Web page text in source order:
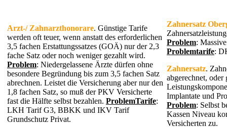
Arzt-/ Zahnarzthonorare. Günstige Tarife
werden oft teuer, wenn anstatt des erforderlichen
3,5 fachen Erstattungssatzes (GOÄ) nur der 2,3
fache Satz oder noch weniger gezahlt wird.
Problem: Niedergelassene Ärzte dürfen ohne
besondere Begründung bis zum 3,5 fachen Satz
abrechnen. Leistet die Versicherung aber nur den
1,8 fachen Satz, so muß der PKV Versicherte
fast die Hälfte selbst bezahlen. ProblemTarife:
LKH Tarif G3, BBKK und IKV Tarif
Grundschutz Privat.
Zahnersatz
Problem:
Problemtarife:
Zahnersatz.
abgerechnet,
Implantate und
Problem: Selbst
Kassen Niveau
Versicherten zu.